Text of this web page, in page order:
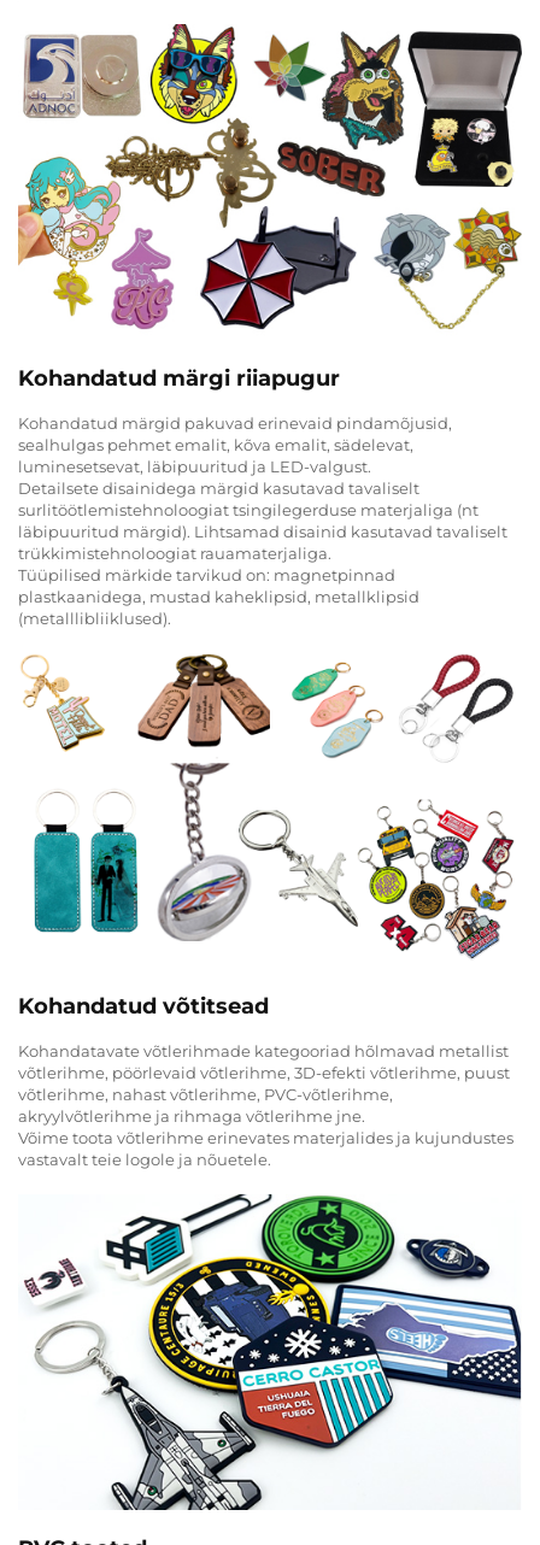
Kohandatud märgi riiapugur
Kohandatud märgid pakuvad erinevaid pindamõjusid,
sealhulgas pehmet emalit, kõva emalit, sädelevat,
luminesetsevat, läbipuuritud ja LED-valgust.
Detailsete disainidega märgid kasutavad tavaliselt
surlitöötlemistehnoloogiat tsingilegerduse materjaliga (nt
läbipuuritud märgid). Lihtsamad disainid kasutavad tavaliselt
trükkimistehnoloogiat rauamaterjaliga.
Tüüpilised märkide tarvikud on: magnetpinnad
plastkaanidega, mustad kaheklipsid, metallklipsid
(metalllibliiklused).
Kohandatud võtitsead
Kohandatavate võtlerihmade kategooriad hõlmavad metallist
võtlerihme, pöörlevaid võtlerihme, 3D-efekti võtlerihme, puust
võtlerihme, nahast võtlerihme, PVC-võtlerihme,
akryylvõtlerihme ja rihmaga võtlerihme jne.
Võime toota võtlerihme erinevates materjalides ja kujundustes
vastavalt teie logole ja nõuetele.